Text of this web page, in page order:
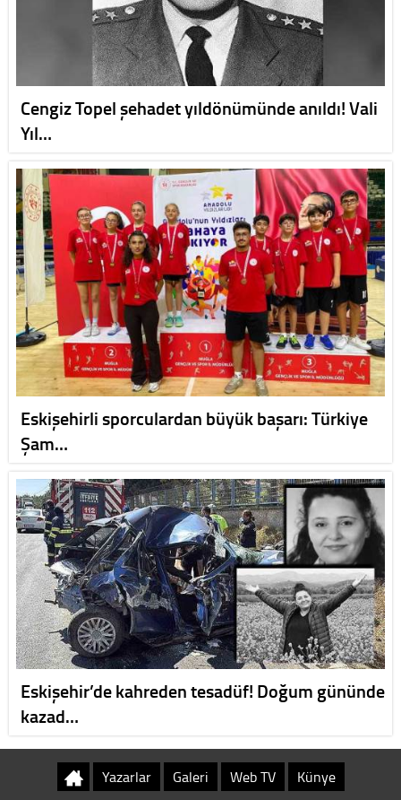
Cengiz Topel şehadet yıldönümünde anıldı! Vali
Yıl…
Eskişehirli sporculardan büyük başarı: Türkiye
Şam…
Eskişehir’de kahreden tesadüf! Doğum gününde
kazad…
Yazarlar Galeri Web TV Künye